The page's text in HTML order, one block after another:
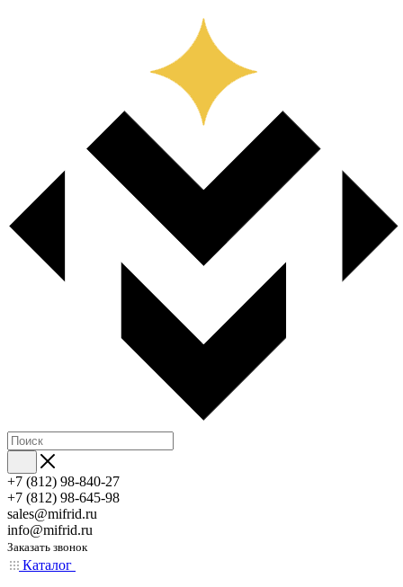
+7 (812) 98-840-27
+7 (812) 98-645-98
sales@mifrid.ru
info@mifrid.ru
Заказать звонок
Каталог